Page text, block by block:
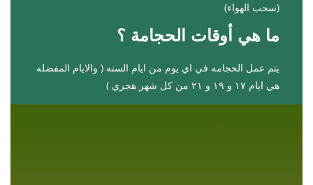
(سحب الهواء)
ما هي أوقات الحجامة ؟
يتم عمل الحجامه في اي يوم من ايام السنه ( والايام المفضله
هي ايام ١٧ و ١٩ و ٢١ من كل شهر هجري )